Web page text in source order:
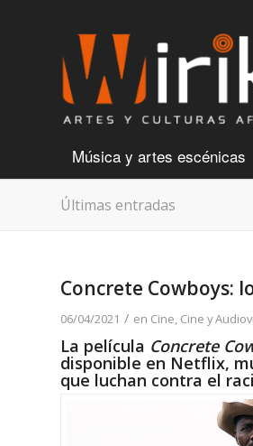
Música y artes escénicas
Últimas entradas
Concrete Cowboys:
06/04/2021 / en Cine, Cine y
La película Concrete
disponible en Netflix,
que luchan contra el